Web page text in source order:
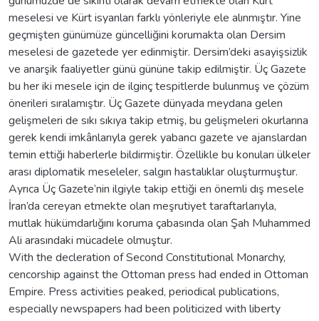
meselesi ve Kürt isyanları farklı yönleriyle ele alınmıştır. Yine
geçmişten günümüze güncelliğini korumakta olan Dersim
meselesi de gazetede yer edinmiştir. Dersim’deki asayişsizlik
ve anarşik faaliyetler günü gününe takip edilmiştir. Üç Gazete
bu her iki mesele için de ilginç tespitlerde bulunmuş ve çözüm
önerileri sıralamıştır. Üç Gazete dünyada meydana gelen
gelişmeleri de sıkı sıkıya takip etmiş, bu gelişmeleri okurlarına
gerek kendi imkânlarıyla gerek yabancı gazete ve ajanslardan
temin ettiği haberlerle bildirmiştir. Özellikle bu konuları ülkeler
arası diplomatik meseleler, salgın hastalıklar oluşturmuştur.
Ayrıca Üç Gazete’nin ilgiyle takip ettiği en önemli dış mesele
İran’da cereyan etmekte olan meşrutiyet taraftarlarıyla,
mutlak hükümdarlığını koruma çabasında olan Şah Muhammed
Ali arasındaki mücadele olmuştur.
With the decleration of Second Constitutional Monarchy,
cencorship against the Ottoman press had ended in Ottoman
Empire. Press activities peaked, periodical publications,
especially newspapers had been politicized with liberty